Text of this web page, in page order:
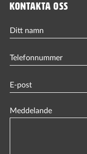
KONTAKTA OSS
Ditt
namn
Phone
(Obligatorisk)
Email
(Obligatorisk)
Meddelande